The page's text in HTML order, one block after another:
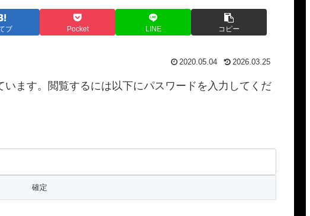
ブ Pocket LINE コピー
2020.05.04 2026.03.25
ます。閲覧するには以下にパスワードを入力してくだ